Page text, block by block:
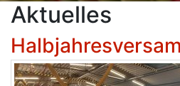
Aktuelles